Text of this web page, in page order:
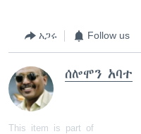
አጋሩ Follow us
ሰሎሞን አባተ
This item is part of